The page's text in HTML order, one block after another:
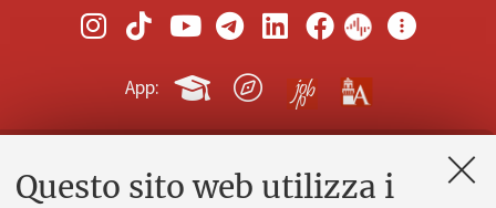
Questo sito web utilizza i
App:
Contatti e PEC